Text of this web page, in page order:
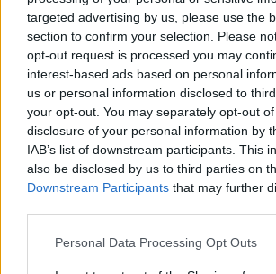
targeted advertising by us, please use the
section to confirm your selection. Please
opt-out request is processed you may
interest-based ads based on personal
us or personal information disclosed to
your opt-out. You may separately opt-out
disclosure of your personal information by
IAB’s list of downstream participants. This
also be disclosed by us to third parties on
Downstream Participants that may further
Personal Data Processing Opt Outs
25/10/2009
Marcegaglia: «Giulio sbaglia è
ritorno al passato»
25/10/2009
Giulio alla "guerra" di Roma
Senza soldi cede i palazzi